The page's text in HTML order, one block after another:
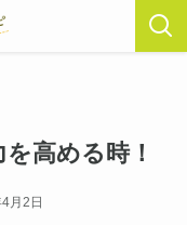
高める時！
月2日